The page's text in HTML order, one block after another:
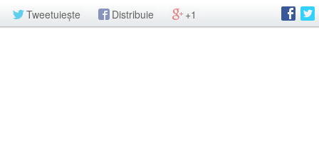
Tweetuiește Distribuie +1